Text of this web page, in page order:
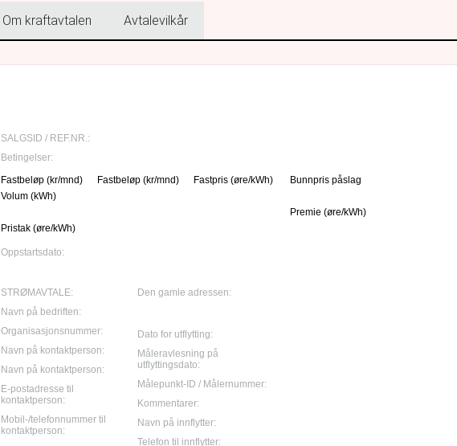
Om kraftavtalen Avtalevilkår
SALGSID / REF.NR.:
Betingelser:
Fastbeløp (kr/mnd)
Fastbeløp (kr/mnd) Fastpris (øre/kWh)
Bunnpris påslag
Volum (kWh)
Premie (øre/kWh)
Pristak (øre/kWh)
Oppstartsdato:
STRØMAVTALE:
Navn på bedriften:
Organisasjonsnummer:
Navn på kontaktperson:
Navn på kontaktperson:
E-postadresse til
kontaktperson:
Mobil-/telefonnummer til
kontaktperson:
Den gamle adressen:
Dato for utflytting:
Måleravlesning på
utflyttingsdato:
Målepunkt-ID / Målernummer:
Kommentarer:
Navn på innflytter:
Telefon til innflytter: